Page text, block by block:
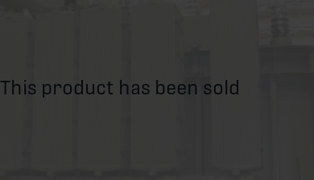
This product has been sold